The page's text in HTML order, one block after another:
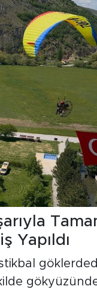
Yapıldı